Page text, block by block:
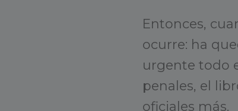
Entonces,
ocurre: ha
urgente todo
penales, el
oficiales más.